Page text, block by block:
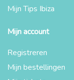
Mijn Tips Ibiza
Mijn account
Registreren
Mijn bestellingen